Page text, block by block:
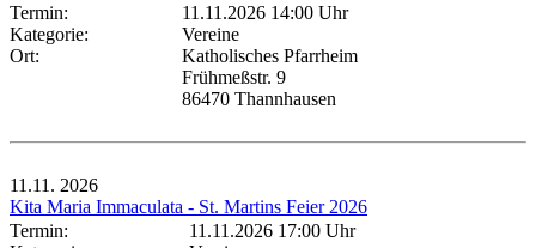
Termin:
11.11.2026 14:00 Uhr
Kategorie:
Vereine
Ort:
Katholisches Pfarrheim
Frühmeßstr. 9
86470 Thannhausen
11.11. 2026
Kita Maria Immaculata - St. Martins Feier 2026
Termin:
11.11.2026 17:00 Uhr